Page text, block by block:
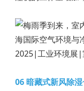
06 暗藏式新风除